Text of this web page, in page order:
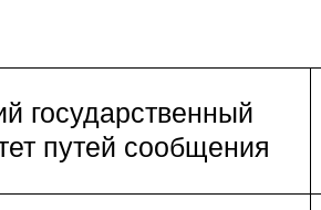
государственный
путей сообщения